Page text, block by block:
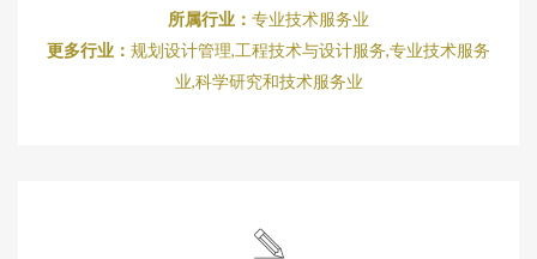
所属行业： 专业技术服务业
更多行业： 规划设计管理,工程技术与设计服务,专业技术服务
业,科学研究和技术服务业